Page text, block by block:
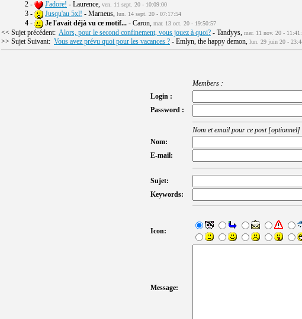
2 - J'adore! - Laurence, ven. 11 sept. 20 - 10:09:00
3 - Jusqu'au 5xl! - Marneus, lun. 14 sept. 20 - 07:17:54
4 - Je l'avait déjà vu ce motif... - Caron, mar. 13 oct. 20 - 19:50:57
<< Sujet précédent: Alors, pour le second confinement, vous jouez à quoi? - Tandyys, mer. 11 nov. 20 -
>> Sujet Suivant: Vous avez prévu quoi pour les vacances ? - Emlyn, the happy demon, lun. 29 juin 20 -
Members :
Login :
Password :
Nom et email pour ce post [optionnel]
Nom:
E-mail:
Sujet:
Keywords:
Icon:
Message: